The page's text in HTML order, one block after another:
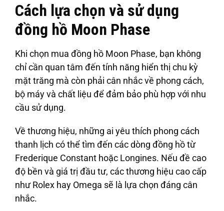
Cách lựa chọn và sử dụng
đồng hồ Moon Phase
Khi chọn mua đồng hồ Moon Phase, bạn không
chỉ cần quan tâm đến tính năng hiển thị chu kỳ
mặt trăng mà còn phải cân nhắc về phong cách,
bộ máy và chất liệu để đảm bảo phù hợp với nhu
cầu sử dụng.
Về thương hiệu, những ai yêu thích phong cách
thanh lịch có thể tìm đến các dòng đồng hồ từ
Frederique Constant hoặc Longines. Nếu đề cao
độ bền và giá trị đầu tư, các thương hiệu cao cấp
như Rolex hay Omega sẽ là lựa chọn đáng cân
nhắc.